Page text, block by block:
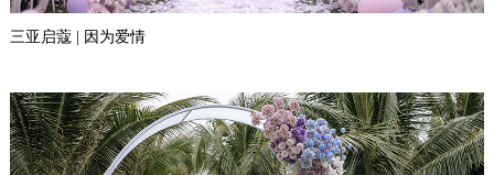
三亚启蔻 | 因为爱情